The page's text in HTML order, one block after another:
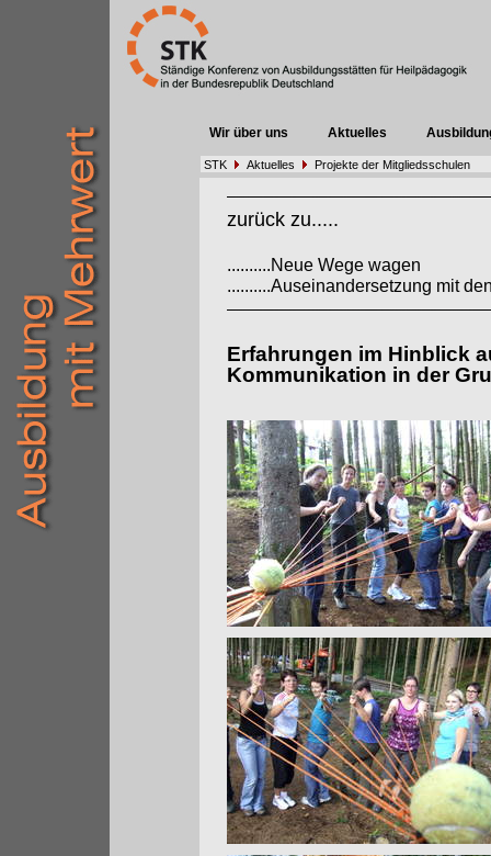
Wir über uns Aktuelles
STK Aktuelles Projekte der Mitgliedsschulen
zurück zu.....
..........Neue Wege wagen
..........Auseinandersetzung mit
Erfahrungen im Hinblick
Kommunikation in der